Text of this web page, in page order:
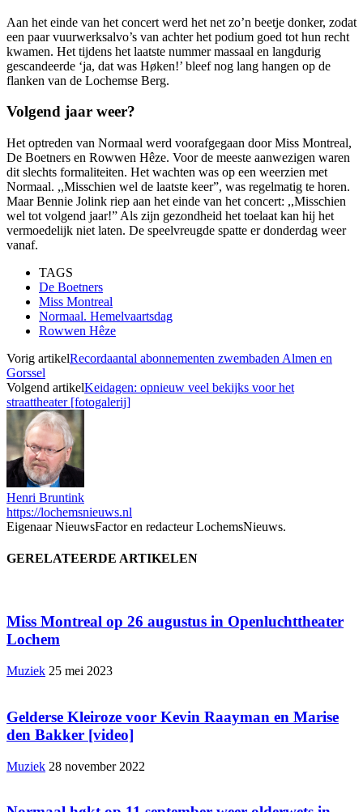
Aan het einde van het concert werd het net zo’n beetje donker, zodat
een paar vuurwerksalvo’s van achter het podium goed tot hun recht
kwamen. Het tijdens het laatste nummer massaal en langdurig
gescandeerde ‘ja, dat was Høken!’ bleef nog lang hangen op de
flanken van de Lochemse Berg.
Volgend jaar weer?
Het optreden van Normaal werd voorafgegaan door Miss Montreal,
De Boetners en Rowwen Hêze. Voor de meeste aanwezigen waren
dit slechts formaliteiten. Het wachten was op een weerzien met
Normaal. ,,Misschien wel de laatste keer”, was regelmatig te horen.
Maar Bennie Jolink riep aan het einde van het concert: ,,Misschien
wel tot volgend jaar!” Als zijn gezondheid het toelaat kan hij het
vermoedelijk niet laten. De speelvreugde spatte er donderdag weer
vanaf.
TAGS
De Boetners
Miss Montreal
Normaal. Hemelvaartsdag
Rowwen Hêze
Vorig artikelRecordaantal abonnementen zwembaden Almen en
Gorssel
Volgend artikelKeidagen: opnieuw veel bekijks voor het
straattheater [fotogalerij]
Henri Bruntink
https://lochemsnieuws.nl
Eigenaar NieuwsFactor en redacteur LochemsNieuws.
GERELATEERDE ARTIKELEN
Miss Montreal op 26 augustus in Openluchttheater
Lochem
Muziek 25 mei 2023
Gelderse Kleiroze voor Kevin Raayman en Marise
den Bakker [video]
Muziek 28 november 2022